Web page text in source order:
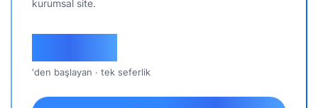
kurumsal site.
'den başlayan · tek seferlik